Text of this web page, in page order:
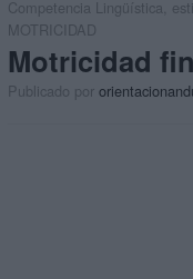
Competencia Lingüística
MOTRICIDAD
Motricidad
Publicado por